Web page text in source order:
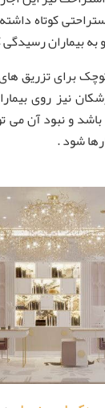
کوتاه داشته
بیماران رسیدگی
برای تزریق
نیز روی
و نبود آن می
شود .